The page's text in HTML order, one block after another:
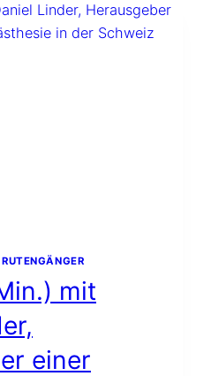
RUTENGÄNGER
mit
einer